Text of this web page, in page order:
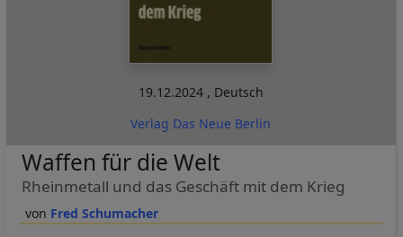
19.12.2024 , Deutsch
Verlag Das Neue Berlin
Fred Schumacher
Waffen für die Welt
Rheinmetall und das Geschäft mit dem Krieg